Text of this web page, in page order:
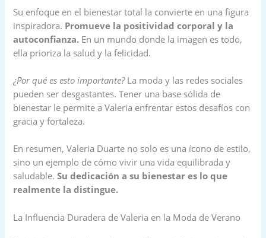
Su enfoque en el bienestar total la convierte en una figura
inspiradora. Promueve la positividad corporal y la
autoconfianza. En un mundo donde la imagen es todo,
ella prioriza la salud y la felicidad.
¿Por qué es esto importante?La moda y las redes sociales
pueden ser desgastantes. Tener una base sólida de
bienestar le permite a Valeria enfrentar estos desafíos con
gracia y fortaleza.
En resumen, Valeria Duarte no solo es una ícono de estilo,
sino un ejemplo de cómo vivir una vida equilibrada y
saludable.Su dedicación a su bienestar es lo que
realmente la distingue.
La Influencia Duradera de Valeria en la Moda de Verano